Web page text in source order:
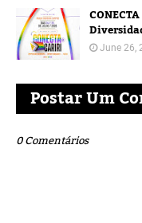
June 26,
Postar Um
0 Comentários